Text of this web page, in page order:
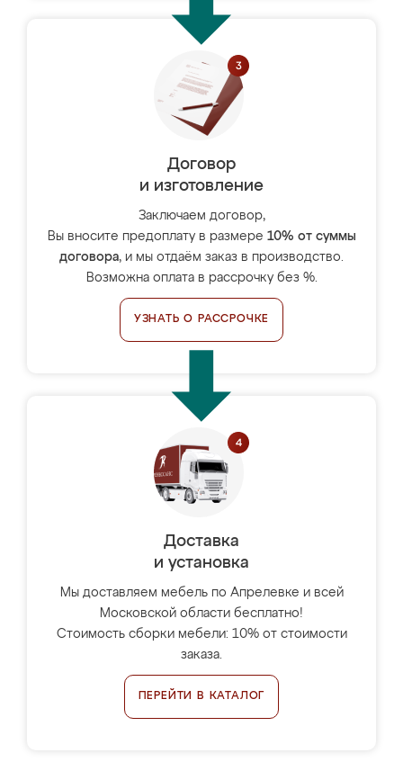
Договор
и изготовление
Заключаем договор,
Вы вносите предоплату в размере 10% от суммы
договора, и мы отдаём заказ в производство.
Возможна оплата в рассрочку без %.
УЗНАТЬ О РАССРОЧКЕ
Доставка
и установка
Мы доставляем мебель по Апрелевке и всей
Московской области бесплатно!
Стоимость сборки мебели: 10% от стоимости
заказа.
ПЕРЕЙТИ В КАТАЛОГ